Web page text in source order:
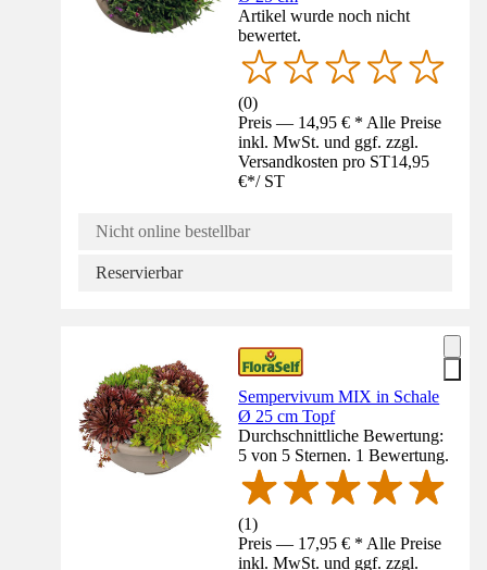
Artikel wurde noch nicht
bewertet.
(0)
Preis — 14,95 € * Alle Preise
inkl. MwSt. und ggf. zzgl.
Versandkosten pro ST14,95
€*/ ST
Nicht online bestellbar
Reservierbar
Sempervivum MIX in Schale
Ø 25 cm Topf
Durchschnittliche Bewertung:
5 von 5 Sternen. 1 Bewertung.
(1)
Preis — 17,95 € * Alle Preise
inkl. MwSt. und ggf. zzgl.